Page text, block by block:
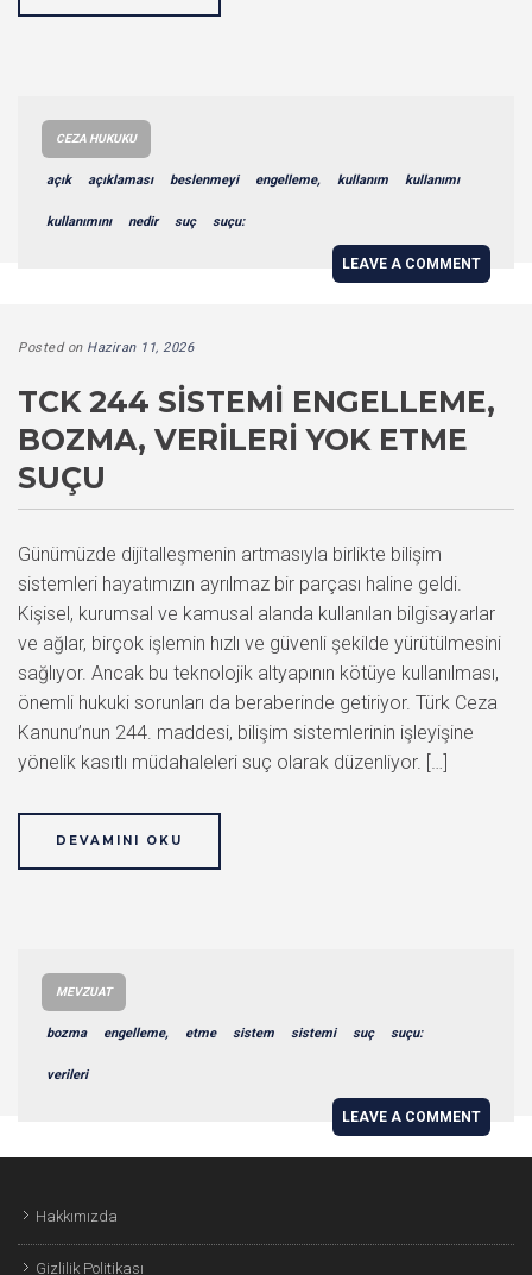
CEZA HUKUKU
açık açıklaması beslenmeyi engelleme, kullanım kullanımı
kullanımını nedir suç suçu:
LEAVE A COMMENT
Posted on Haziran 11, 2026
TCK 244 SISTEMI ENGELLEME,
BOZMA, VERILERI YOK ETME
SUÇU
Günümüzde dijitalleşmenin artmasıyla birlikte bilişim
sistemleri hayatımızın ayrılmaz bir parçası haline geldi.
Kişisel, kurumsal ve kamusal alanda kullanılan bilgisayarlar
ve ağlar, birçok işlemin hızlı ve güvenli şekilde yürütülmesini
sağlıyor. Ancak bu teknolojik altyapının kötüye kullanılması,
önemli hukuki sorunları da beraberinde getiriyor. Türk Ceza
Kanunu’nun 244. maddesi, bilişim sistemlerinin işleyişine
yönelik kasıtlı müdahaleleri suç olarak düzenliyor. […]
DEVAMINI OKU
MEVZUAT
bozma engelleme, etme sistem sistemi suç suçu:
verileri
LEAVE A COMMENT
Hakkımızda
Gizlilik Politikası